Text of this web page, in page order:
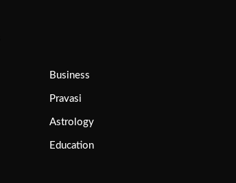
Business
Pravasi
Astrology
Education